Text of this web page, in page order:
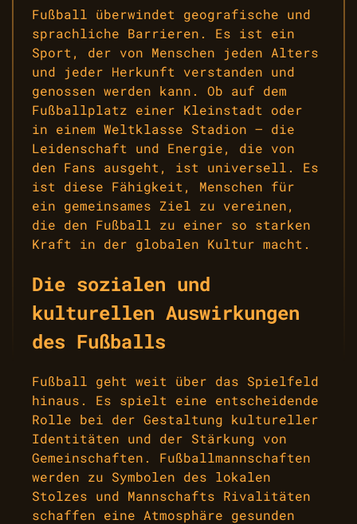
Fußball überwindet geografische und
sprachliche Barrieren. Es ist ein
Sport, der von Menschen jeden Alters
und jeder Herkunft verstanden und
genossen werden kann. Ob auf dem
Fußballplatz einer Kleinstadt oder
in einem Weltklasse Stadion – die
Leidenschaft und Energie, die von
den Fans ausgeht, ist universell. Es
ist diese Fähigkeit, Menschen für
ein gemeinsames Ziel zu vereinen,
die den Fußball zu einer so starken
Kraft in der globalen Kultur macht.
Die sozialen und
kulturellen Auswirkungen
des Fußballs
Fußball geht weit über das Spielfeld
hinaus. Es spielt eine entscheidende
Rolle bei der Gestaltung kultureller
Identitäten und der Stärkung von
Gemeinschaften. Fußballmannschaften
werden zu Symbolen des lokalen
Stolzes und Mannschafts Rivalitäten
schaffen eine Atmosphäre gesunden